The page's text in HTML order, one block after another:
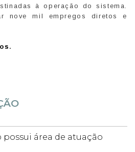
à operação do sistema.
nove mil empregos diretos e
.
área de atuação